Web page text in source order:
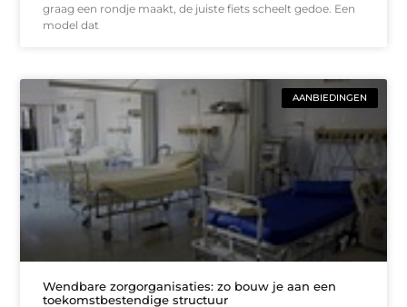
graag een rondje maakt, de juiste fiets scheelt gedoe. Een
model dat
AANBIEDINGEN
Wendbare zorgorganisaties: zo bouw je aan een
toekomstbestendige structuur